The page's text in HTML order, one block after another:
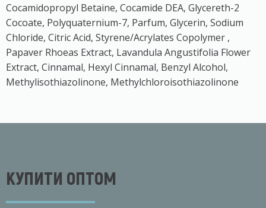
Cocamidopropyl Betaine, Cocamide DEA, Glycereth-2
Cocoate, Polyquaternium-7, Parfum, Glycerin, Sodium
Chloride, Citric Acid, Styrene/Acrylates Copolymer ,
Papaver Rhoeas Extract, Lavandula Angustifolia Flower
Extract, Cinnamal, Hexyl Cinnamal, Benzyl Alcohol,
Methylisothiazolinone, Methylchloroisothiazolinone
КУПИТИ ОПТОМ